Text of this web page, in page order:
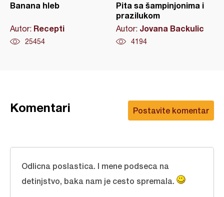
Banana hleb
Autor: Recepti
25454
Pita sa šampinjonima i
prazilukom
Autor: Jovana Backulic
4194
Postavite komentar
Komentari
Odlicna poslastica. I mene podseca na
detinjstvo, baka nam je cesto spremala.